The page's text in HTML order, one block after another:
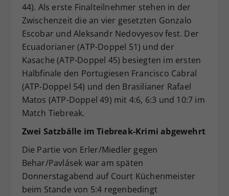
44). Als erste Finalteilnehmer stehen in der
Zwischenzeit die an vier gesetzten Gonzalo
Escobar und Aleksandr Nedovyesov fest. Der
Ecuadorianer (ATP-Doppel 51) und der
Kasache (ATP-Doppel 45) besiegten im ersten
Halbfinale den Portugiesen Francisco Cabral
(ATP-Doppel 54) und den Brasilianer Rafael
Matos (ATP-Doppel 49) mit 4:6, 6:3 und 10:7 im
Match Tiebreak.
Zwei Satzbälle im Tiebreak-Krimi abgewehrt
Die Partie von Erler/Miedler gegen
Behar/Pavlásek war am späten
Donnerstagabend auf Court Küchenmeister
beim Stande von 5:4 regenbedingt